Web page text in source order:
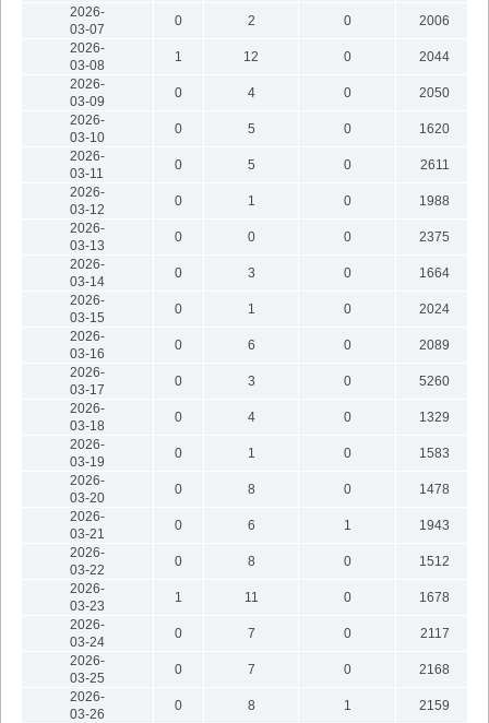
2026-
03-07
0 2 0 2006
2026-
03-08
1 12 0 2044
2026-
03-09
0 4 0 2050
2026-
03-10
0 5 0 1620
2026-
03-11
0 5 0 2611
2026-
03-12
0 1 0 1988
2026-
03-13
0 0 0 2375
2026-
03-14
0 3 0 1664
2026-
03-15
0 1 0 2024
2026-
03-16
0 6 0 2089
2026-
03-17
0 3 0 5260
2026-
03-18
0 4 0 1329
2026-
03-19
0 1 0 1583
2026-
03-20
0 8 0 1478
2026-
03-21
0 6 1 1943
2026-
03-22
0 8 0 1512
2026-
03-23
1 11 0 1678
2026-
03-24
0 7 0 2117
2026-
03-25
0 7 0 2168
2026-
03-26
0 8 1 2159